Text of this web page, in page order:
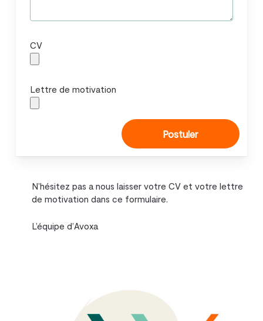
CV
Lettre de motivation
N’hésitez pas a nous laisser votre CV et votre lettre
de motivation dans ce formulaire.
L’équipe d’Avoxa